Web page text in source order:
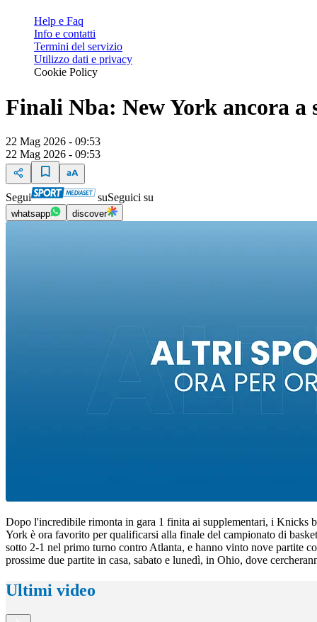
Help e Faq
Info e contatti
Termini del servizio
Utilizzo dati e privacy
Cookie Policy
Finali Nba: New York ancora a
22 Mag 2026 - 09:53
22 Mag 2026 - 09:53
Segui suSeguici su
whatsapp discover
Dopo l'incredibile rimonta in gara 1 finita ai supplementari, i Knicks
York è ora favorito per qualificarsi alla finale del campionato di
sotto 2-1 nel primo turno contro Atlanta, e hanno vinto nove partite
prossime due partite in casa, sabato e lunedì, in Ohio, dove
Ultimi video